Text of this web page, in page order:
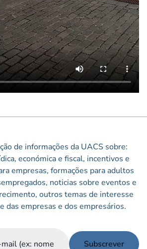
de informações da UACS sobre:
económica e fiscal, incentivos e
empresas, formações para adultos
noticias sobre eventos e
outros temas de interesse
das empresas e dos empresários.